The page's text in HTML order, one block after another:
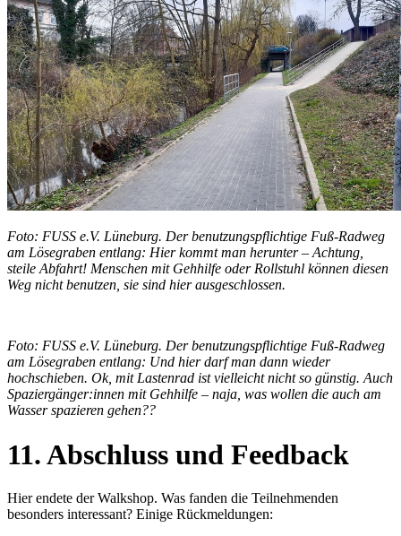
Foto: FUSS e.V. Lüneburg. Der benutzungspflichtige Fuß-Radweg
am Lösegraben entlang: Hier kommt man herunter – Achtung,
steile Abfahrt! Menschen mit Gehhilfe oder Rollstuhl können diesen
Weg nicht benutzen, sie sind hier ausgeschlossen.
Foto: FUSS e.V. Lüneburg. Der benutzungspflichtige Fuß-Radweg
am Lösegraben entlang: Und hier darf man dann wieder
hochschieben. Ok, mit Lastenrad ist vielleicht nicht so günstig. Auch
Spaziergänger:innen mit Gehhilfe – naja, was wollen die auch am
Wasser spazieren gehen??
11. Abschluss und Feedback
Hier endete der Walkshop. Was fanden die Teilnehmenden
besonders interessant? Einige Rückmeldungen: